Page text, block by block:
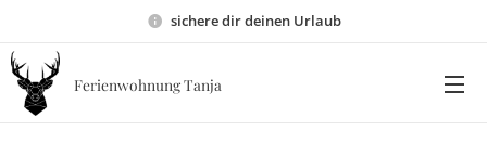
sichere dir deinen Urlaub
Ferienwohnung Tanja